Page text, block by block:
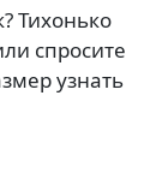
Тихонько
спросите
узнать